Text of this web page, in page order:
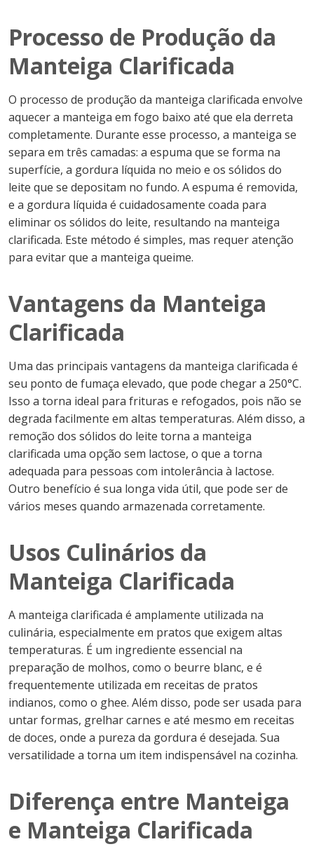
Processo de Produção da
Manteiga Clarificada
O processo de produção da manteiga clarificada envolve
aquecer a manteiga em fogo baixo até que ela derreta
completamente. Durante esse processo, a manteiga se
separa em três camadas: a espuma que se forma na
superfície, a gordura líquida no meio e os sólidos do
leite que se depositam no fundo. A espuma é removida,
e a gordura líquida é cuidadosamente coada para
eliminar os sólidos do leite, resultando na manteiga
clarificada. Este método é simples, mas requer atenção
para evitar que a manteiga queime.
Vantagens da Manteiga
Clarificada
Uma das principais vantagens da manteiga clarificada é
seu ponto de fumaça elevado, que pode chegar a 250°C.
Isso a torna ideal para frituras e refogados, pois não se
degrada facilmente em altas temperaturas. Além disso, a
remoção dos sólidos do leite torna a manteiga
clarificada uma opção sem lactose, o que a torna
adequada para pessoas com intolerância à lactose.
Outro benefício é sua longa vida útil, que pode ser de
vários meses quando armazenada corretamente.
Usos Culinários da
Manteiga Clarificada
A manteiga clarificada é amplamente utilizada na
culinária, especialmente em pratos que exigem altas
temperaturas. É um ingrediente essencial na
preparação de molhos, como o beurre blanc, e é
frequentemente utilizada em receitas de pratos
indianos, como o ghee. Além disso, pode ser usada para
untar formas, grelhar carnes e até mesmo em receitas
de doces, onde a pureza da gordura é desejada. Sua
versatilidade a torna um item indispensável na cozinha.
Diferença entre Manteiga
e Manteiga Clarificada